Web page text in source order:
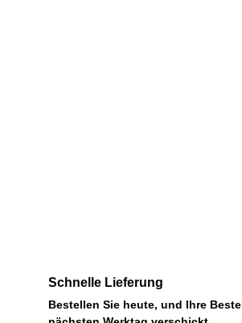
Schnelle Lieferung
Bestellen Sie heute, und Ihre